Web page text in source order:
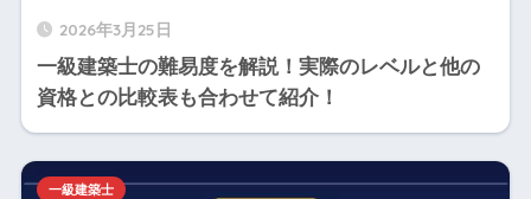
2026年3月25日
一級建築士の難易度を解説！実際のレベルと他の
資格との比較表も合わせて紹介！
一級建築士